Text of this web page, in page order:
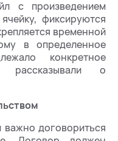
с произведением
фиксируются
временной
в определенное
конкретное
о
важно договориться